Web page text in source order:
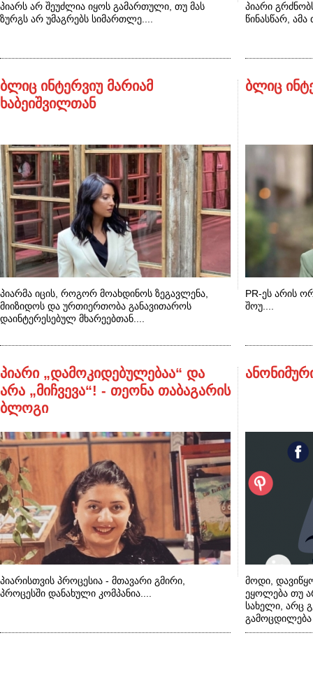
პიარს არ შეუძლია იყოს გამართული, თუ მას
ზურგს არ უმაგრებს სიმართლე....
პიარი
წინასწარ, ამა
ბლიც ინტერვიუ მარიამ
ხაბეიშვილთან
პიარმა იცის, როგორ მოახდინოს ზეგავლენა,
მიიზიდოს და ურთიერთობა განავითაროს
დაინტერესებულ მხარეებთან....
ბლიც
PR-ეს არის
შოუ....
პიარი „დამოკიდებულებაა“ და
არა „მიჩვევა“! - თეონა თაბაგარის
ბლოგი
პიარისთვის პროცესია - მთავარი გმირი,
პროცესში დანახული კომპანია....
მოდი,
ეყოლება თუ
სახელი, არც
გამოცდილება